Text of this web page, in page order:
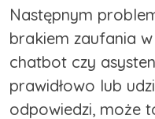
Następnym
brakiem zaufania
chatbot czy
prawidłowo lub
odpowiedzi, może